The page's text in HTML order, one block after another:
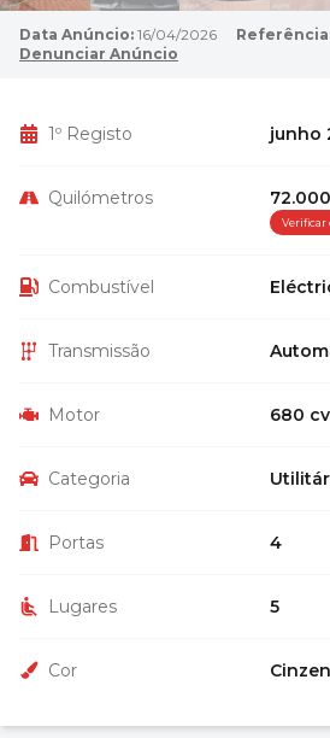
Data Anúncio: 16/04/2026
Denunciar Anúncio
1º Registo junho
Quilómetros
Verificar
Combustível
Transmissão
Motor 680 cv
Categoria
Portas 4
Lugares 5
Cor